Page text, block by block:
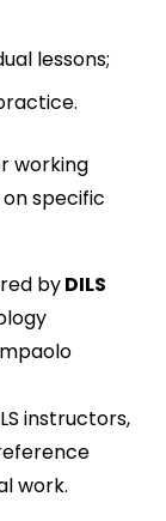
lessons;
working
specific
byDILS
instructors,
work.